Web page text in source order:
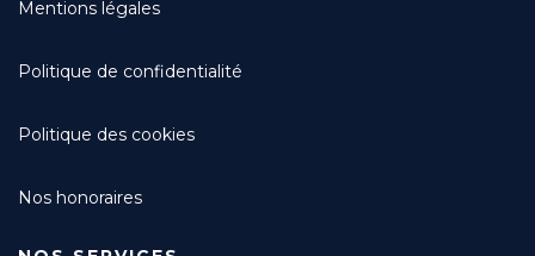
Mentions légales
Politique de confidentialité
Politique des cookies
Nos honoraires